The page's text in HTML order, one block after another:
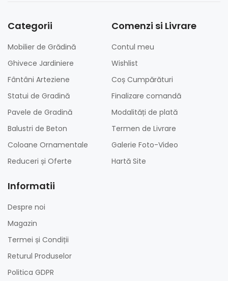
Categorii
Mobilier de Grădină
Ghivece Jardiniere
Fântâni Arteziene
Statui de Gradină
Pavele de Gradină
Balustri de Beton
Coloane Ornamentale
Reduceri și Oferte
Comenzi si Livrare
Contul meu
Wishlist
Coș Cumpărături
Finalizare comandă
Modalități de plată
Termen de Livrare
Galerie Foto-Video
Hartă Site
Informatii
Despre noi
Magazin
Termei și Condiții
Returul Produselor
Politica GDPR